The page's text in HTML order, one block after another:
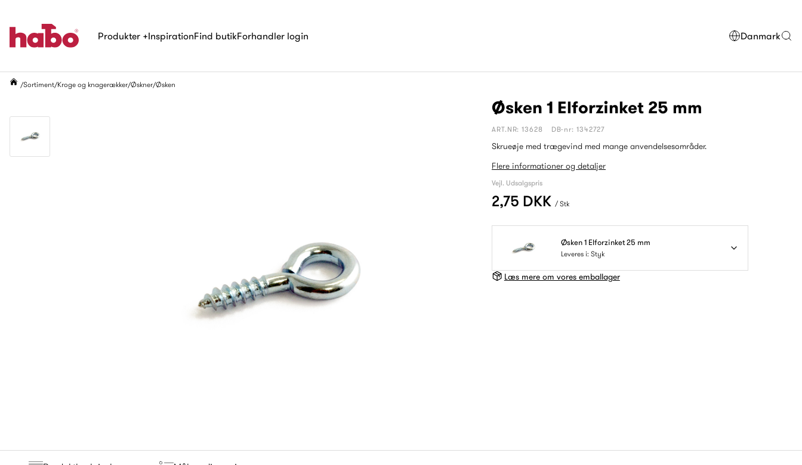
Produkter +InspirationFind butikForhandler login Danmark
Sortiment Kroge og knagerækker Øskner Øsken
Øsken 1 Elforzinket 25 mm
ART.NR: 13628 DB-nr: 1342727
Skrueøje med trægevind med mange anvendelsesområder.
Flere informationer og detaljer
Vejl. Udsalgspris
2,75 DKK / Stk
Øsken 1 Elforzinket 25 mm
Leveres i: Styk
Læs mere om vores emballager